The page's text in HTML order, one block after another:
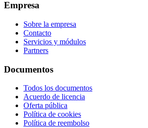
Empresa
Sobre la empresa
Contacto
Servicios y módulos
Partners
Documentos
Todos los documentos
Acuerdo de licencia
Oferta pública
Política de cookies
Política de reembolso